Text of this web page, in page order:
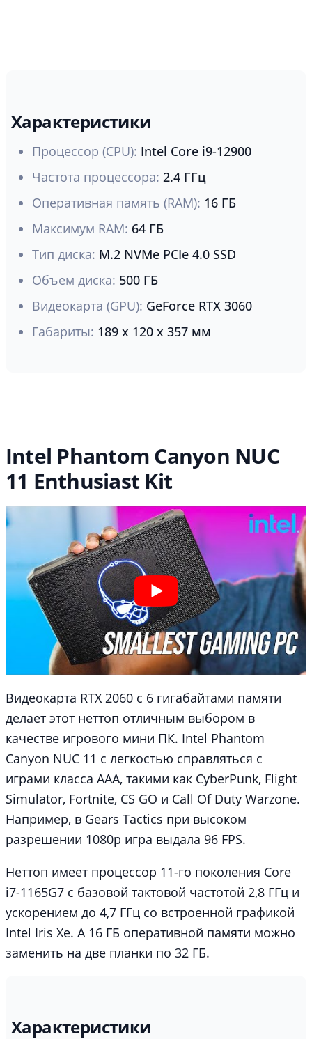
Характеристики
Процессор (CPU): Intel Core i9-12900
Частота процессора: 2.4 ГГц
Оперативная память (RAM): 16 ГБ
Максимум RAM: 64 ГБ
Тип диска: M.2 NVMe PCIe 4.0 SSD
Объем диска: 500 ГБ
Видеокарта (GPU): GeForce RTX 3060
Габариты: 189 x 120 x 357 мм
Intel Phantom Canyon NUC
11 Enthusiast Kit
Видеокарта RTX 2060 с 6 гигабайтами памяти
делает этот неттоп отличным выбором в
качестве игрового мини ПК. Intel Phantom
Canyon NUC 11 с легкостью справляться с
играми класса ААА, такими как CyberPunk, Flight
Simulator, Fortnite, CS GO и Call Of Duty Warzone.
Например, в Gears Tactics при высоком
разрешении 1080p игра выдала 96 FPS.
Неттоп имеет процессор 11-го поколения Core
i7-1165G7 с базовой тактовой частотой 2,8 ГГц и
ускорением до 4,7 ГГц со встроенной графикой
Intel Iris Xe. А 16 ГБ оперативной памяти можно
заменить на две планки по 32 ГБ.
Характеристики